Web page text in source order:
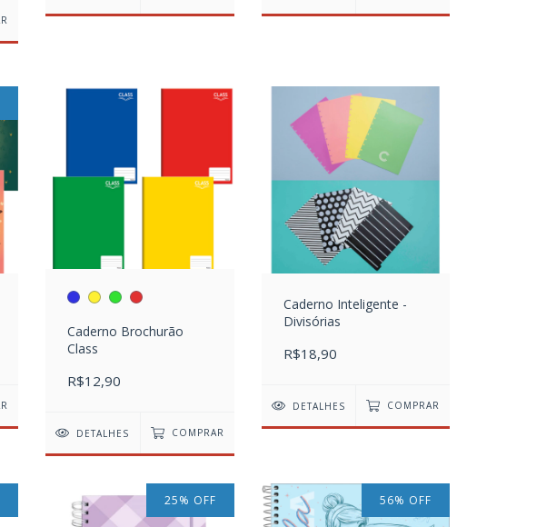
Caderno Brochurão
Class
R$12,90
DETALHES COMPRAR
Caderno Inteligente -
Divisórias
R$18,90
DETALHES COMPRAR
25% OFF 56% OFF